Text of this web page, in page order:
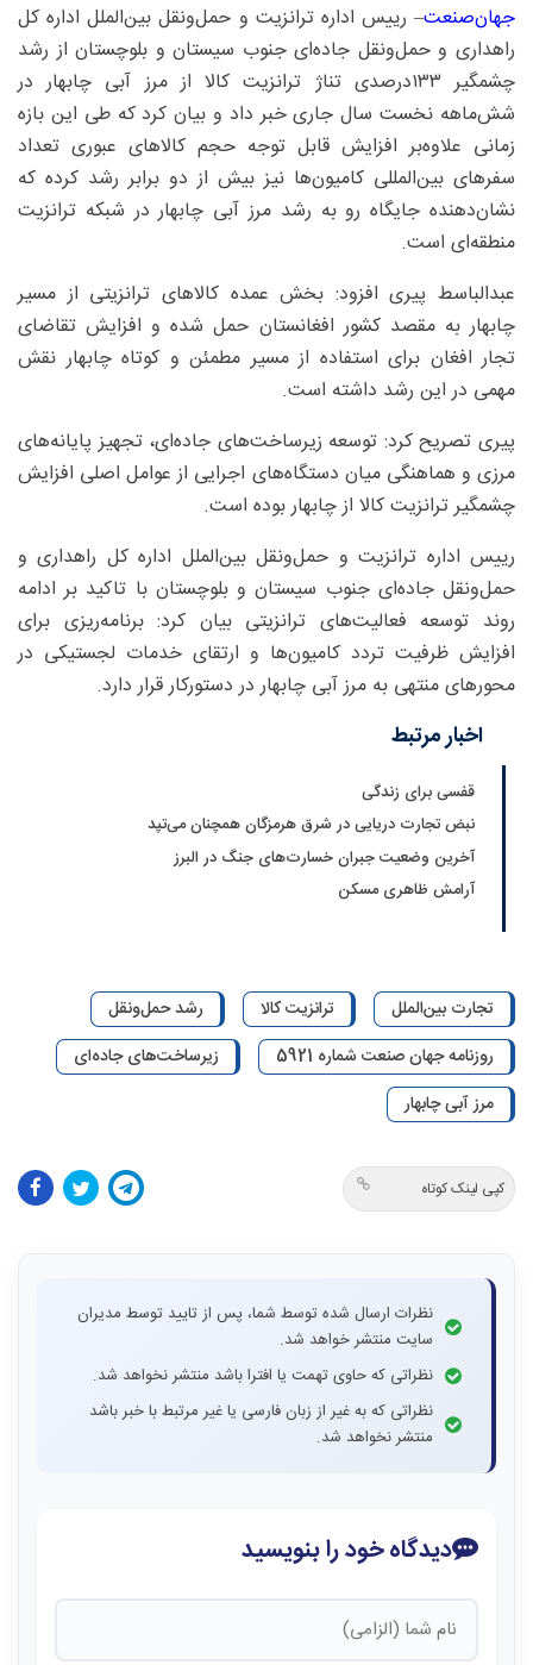
جهان‌صنعت– رییس اداره ترانزیت و حمل‌ونقل بین‌الملل اداره کل
راهداری و حمل‌ونقل جاده‌ای جنوب سیستان و بلوچستان از رشد
چشمگیر ۱۳۳درصدی تناژ ترانزیت کالا از مرز آبی چابهار در
شش‌ماهه نخست سال جاری خبر داد و بیان کرد که طی این بازه
زمانی علاوه‌بر افزایش قابل توجه حجم کالا‌های عبوری تعداد
سفر‌های بین‌المللی کامیون‌ها نیز بیش از دو برابر رشد کرده که
نشان‌دهنده جایگاه رو به رشد مرز آبی چابهار در شبکه ترانزیت
منطقه‌ای است.
عبدالباسط پیری افزود: بخش عمده کالا‌های ترانزیتی از مسیر
چابهار به مقصد کشور افغانستان حمل شده و افزایش تقاضای
تجار افغان برای استفاده از مسیر مطمئن و کوتاه چابهار نقش
مهمی در این رشد داشته است.
پیری تصریح کرد: توسعه زیرساخت‌های جاده‌ای، تجهیز پایانه‌های
مرزی و هماهنگی میان دستگاه‌های اجرایی از عوامل اصلی افزایش
چشمگیر ترانزیت کالا از چابهار بوده است.
رییس اداره ترانزیت و حمل‌ونقل بین‌الملل اداره کل راهداری و
حمل‌ونقل جاده‌ای جنوب سیستان و بلوچستان با تاکید بر ادامه
روند توسعه فعالیت‌های ترانزیتی بیان کرد: برنامه‌ریزی برای
افزایش ظرفیت تردد کامیون‌ها و ارتقای خدمات لجستیکی در
محور‌های منتهی به مرز آبی چابهار در دستورکار قرار دارد.
اخبار مرتبط
قفسی برای زندگی
نبض تجارت دریایی در شرق هرمزگان همچنان می‌تپد
آخرین وضعیت جبران خسارت‌های جنگ در البرز
آرامش ظاهری مسکن
تجارت بین‌الملل ترانزیت کالا
رشد حمل‌ونقل
روزنامه جهان صنعت شماره 5921
زیرساخت‌های جاده‌ای
مرز آبی چابهار
کپی لینک کوتاه
نظرات ارسال شده توسط شما، پس از تایید توسط مدیران
سایت منتشر خواهد شد.
نظراتی که حاوی تهمت یا افترا باشد منتشر نخواهد شد.
نظراتی که به غیر از زبان فارسی یا غیر مرتبط با خبر باشد
منتشر نخواهد شد.
دیدگاه خود را بنویسید